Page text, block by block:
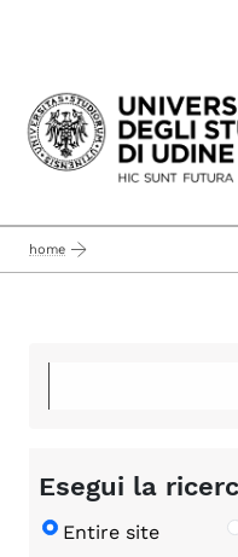
Passa al
home
Esegui la
Entire site